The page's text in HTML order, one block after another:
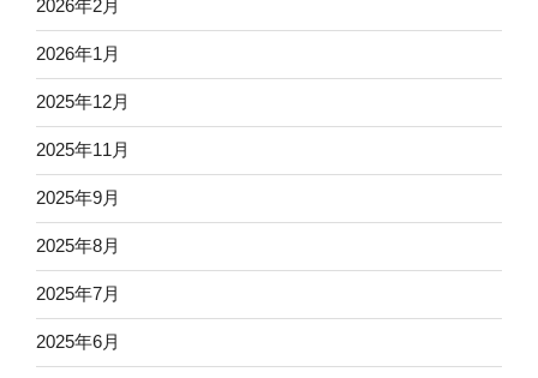
2026年2月
2026年1月
2025年12月
2025年11月
2025年9月
2025年8月
2025年7月
2025年6月